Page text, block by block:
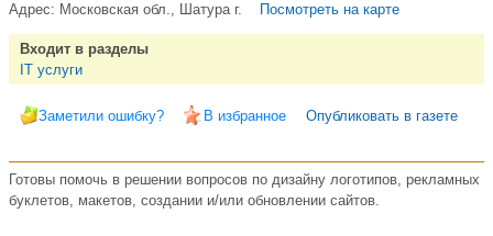
Адрес: Московская обл., Шатура г. Посмотреть на карте
Входит в разделы
IT услуги
Заметили ошибку? В избранное Опубликовать в газете
Готовы помочь в решении вопросов по дизайну логотипов, рекламных
буклетов, макетов, создании и/или обновлении сайтов.